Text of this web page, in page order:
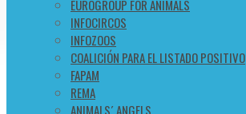
EUROGROUP FOR ANIMALS
INFOCIRCOS
INFOZOOS
COALICIÓN PARA EL LISTADO POSITIVO
FAPAM
REMA
ANIMALS´ ANGELS